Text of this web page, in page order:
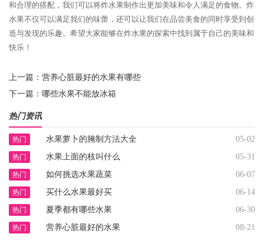
和合理的搭配，我们可以将炸水果制作出更加美味和令人满足的食物。炸
水果不仅可以满足我们的味蕾，还可以让我们在品尝美食的同时享受到创
造与发现的乐趣。希望大家能够在炸水果的探索中找到属于自己的美味和
快乐！
上一篇： 营养心脏最好的水果有哪些
下一篇： 哪些水果不能放冰箱
热门资讯
热门 水果萝卜的腌制方法大全 05-02
热门 水果上面的枝叫什么 05-31
热门 如何挑选水果蔬菜 06-07
热门 买什么水果最好买 06-14
热门 夏季都有哪些水果 06-30
热门 营养心脏最好的水果 08-21